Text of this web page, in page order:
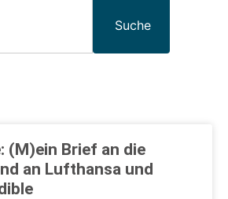
Suche
(M)ein Brief an die
an Lufthansa und